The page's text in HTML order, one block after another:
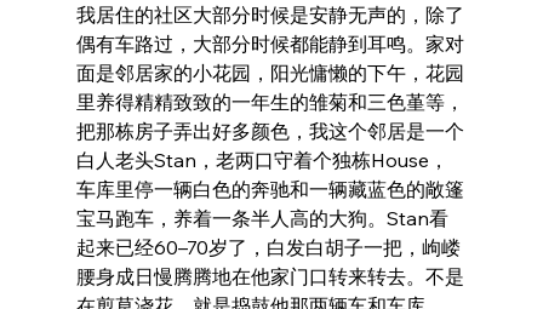
我居住的社区大部分时候是安静无声的，除了
偶有车路过，大部分时候都能静到耳鸣。家对
面是邻居家的小花园，阳光慵懒的下午，花园
里养得精精致致的一年生的雏菊和三色堇等，
把那栋房子弄出好多颜色，我这个邻居是一个
白人老头Stan，老两口守着个独栋House，
车库里停一辆白色的奔驰和一辆藏蓝色的敞篷
宝马跑车，养着一条半人高的大狗。Stan看
起来已经60–70岁了，白发白胡子一把，岣嵝
腰身成日慢腾腾地在他家门口转来转去。不是